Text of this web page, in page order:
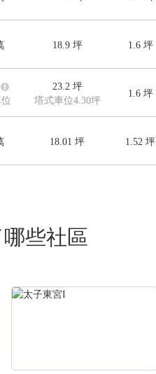
18.9坪 1.6 坪
23.2坪
塔式車位4.30坪
1.6 坪
18.01 坪 1.52 坪
些社區